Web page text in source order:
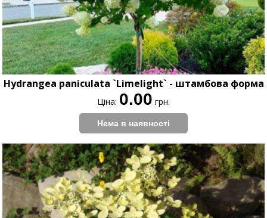
Hydrangea paniculata `Limelight` - штамбова форма
Ціна: 0.00 грн.